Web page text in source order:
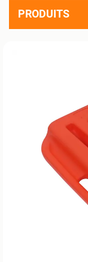
PRODUITS